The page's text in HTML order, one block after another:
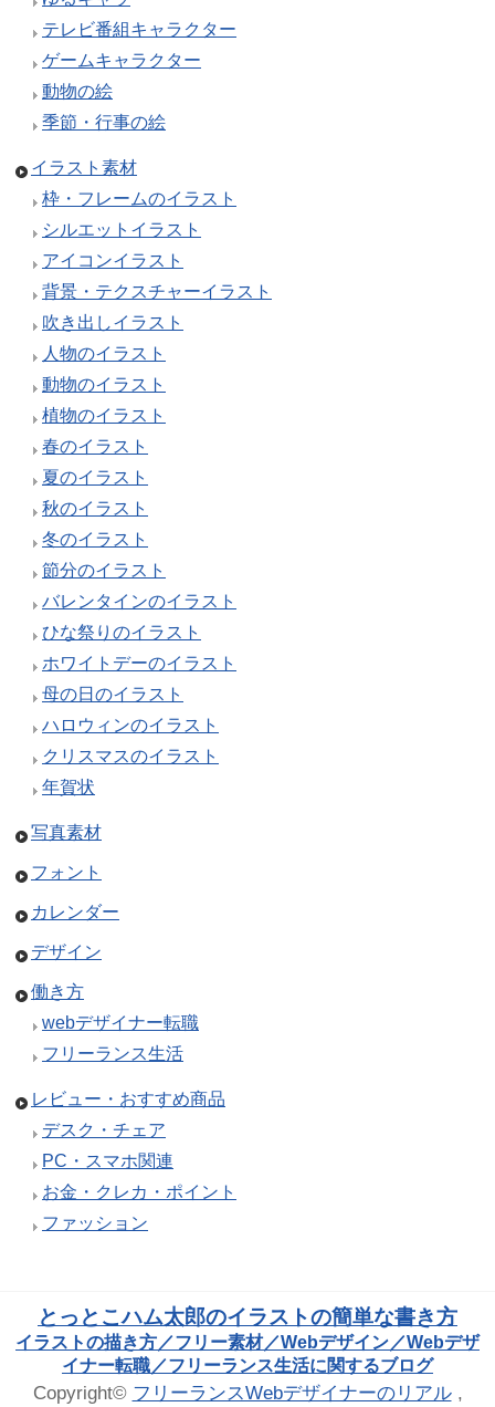
テレビ番組キャラクター
ゲームキャラクター
動物の絵
季節・行事の絵
イラスト素材
枠・フレームのイラスト
シルエットイラスト
アイコンイラスト
背景・テクスチャーイラスト
吹き出しイラスト
人物のイラスト
動物のイラスト
植物のイラスト
春のイラスト
夏のイラスト
秋のイラスト
冬のイラスト
節分のイラスト
バレンタインのイラスト
ひな祭りのイラスト
ホワイトデーのイラスト
母の日のイラスト
ハロウィンのイラスト
クリスマスのイラスト
年賀状
写真素材
フォント
カレンダー
デザイン
働き方
webデザイナー転職
フリーランス生活
レビュー・おすすめ商品
デスク・チェア
PC・スマホ関連
お金・クレカ・ポイント
ファッション
とっとこハム太郎のイラストの簡単な書き方
イラストの描き方／フリー素材／Webデザイン／Webデザ
イナー転職／フリーランス生活に関するブログ
Copyright© フリーランスWebデザイナーのリアル,